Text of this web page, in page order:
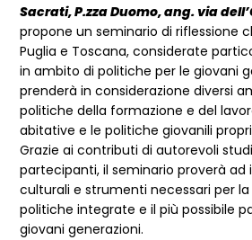
Sacrati, P.zza Duomo, ang. via
propone un seminario di riflessione
Puglia e Toscana, considerate
in ambito di politiche per le giovani
prenderà in considerazione diversi
politiche della formazione e del
abitative e le politiche giovanili
Grazie ai contributi di autorevoli
partecipanti, il seminario proverà ad
culturali e strumenti necessari per
politiche integrate e il più possibile
giovani generazioni.